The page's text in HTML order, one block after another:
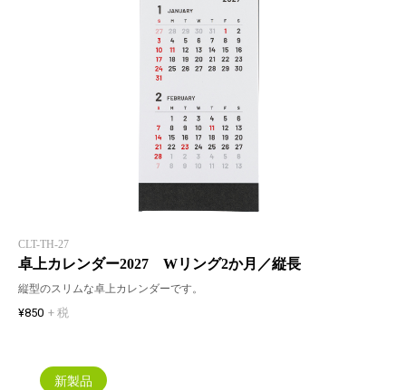
CLT-TH-27
卓上カレンダー2027 Wリング2か月／縦長
縦型のスリムな卓上カレンダーです。
¥850 + 税
新製品